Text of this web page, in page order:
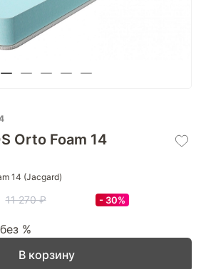
Orto Foam 14
14 (Jacgard)
11 270 ₽ 30%
%
В корзину